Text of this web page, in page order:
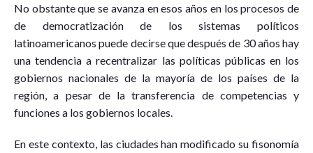
No obstante que se avanza en esos años en los procesos de
de democratización de los sistemas políticos
latinoamericanos puede decirse que después de 30 años hay
una tendencia a recentralizar las políticas públicas en los
gobiernos nacionales de la mayoría de los países de la
región, a pesar de la transferencia de competencias y
funciones a los gobiernos locales.
En este contexto, las ciudades han modificado su fisonomía